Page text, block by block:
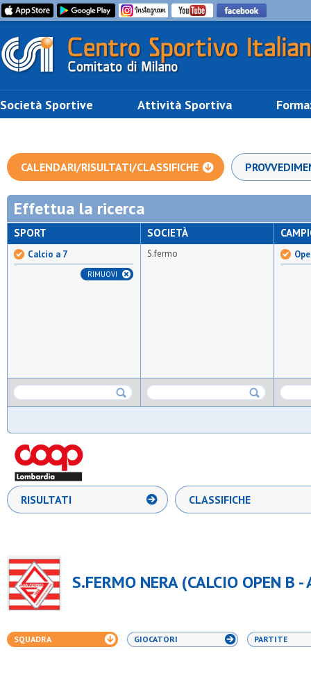
Società Sportive Attività Sportiva
CALENDARI/RISULTATI/CLASSIFICHE
Effettua la ricerca
SPORT
Calcio a 7
RIMUOVI
SOCIETÀ
S.fermo
RISULTATI CLASSIFICHE
S.FERMO NERA (CALCIO OPEN B -
SQUADRA GIOCATORI PARTITE